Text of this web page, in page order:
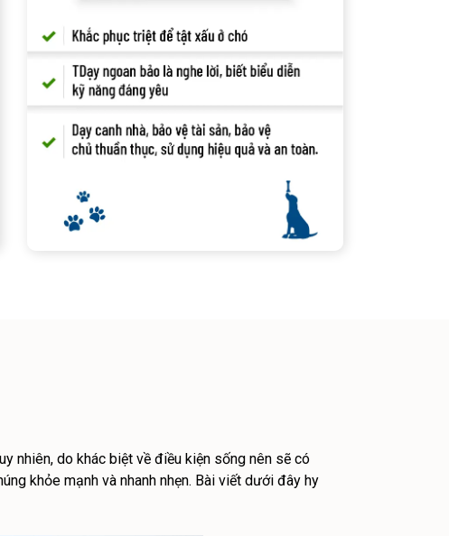
nhiên, do khác biệt về điều kiện sống nên sẽ có
khỏe mạnh và nhanh nhẹn. Bài viết dưới đây hy